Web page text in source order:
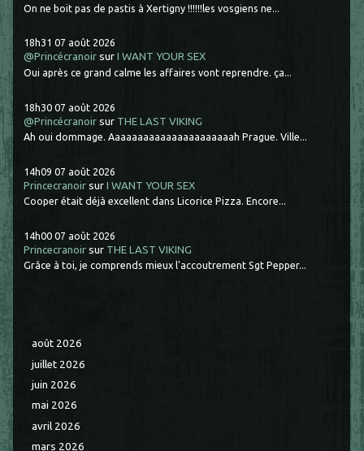
On ne boit pas de pastis à Xertigny !!!!!!les vosgiens ne...
18h31 07 août 2026
@Princécranoir surI WANT YOUR SEX
Oui après ce grand calme les affaires vont reprendre. ça...
18h30 07 août 2026
@Princécranoir sur THE LAST VIKING
Ah oui dommage. Aaaaaaaaaaaaaaaaaaaaaah Prague. Ville...
14h09 07 août 2026
Princecranoir surI WANT YOUR SEX
Cooper était déjà excellent dans Licorice Pizza. Encore...
14h00 07 août 2026
Princecranoir sur THE LAST VIKING
Grâce à toi, je comprends mieux l'accoutrement Sgt Pepper...
août 2026
juillet 2026
juin 2026
mai 2026
avril 2026
mars 2026